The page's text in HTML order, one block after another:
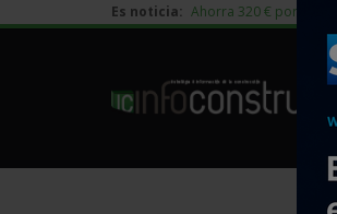
Es noticia: Ahorra 320 € por